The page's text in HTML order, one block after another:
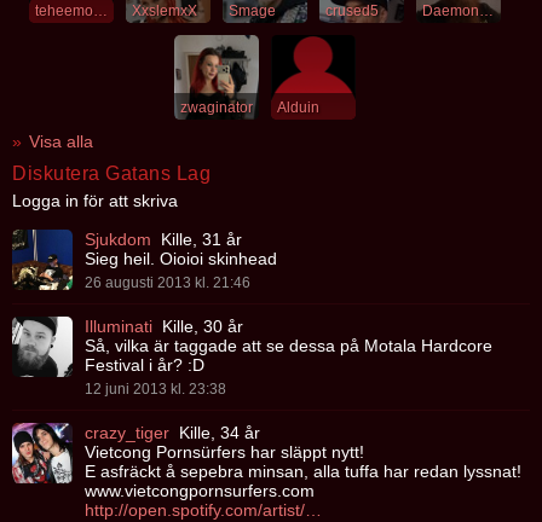
teheemoshow XxslemxX Smage crused5 DaemonEros
zwaginator Alduin
Visa alla
Diskutera Gatans Lag
Logga in för att skriva
Sjukdom
Kille, 31 år
Sieg heil. Oioioi skinhead
26 augusti 2013 kl. 21:46
Illuminati Kille, 30 år
Så, vilka är taggade att se dessa på Motala Hardcore
Festival i år? :D
12 juni 2013 kl. 23:38
crazy_tiger Kille, 34 år
Vietcong Pornsürfers har släppt nytt!
E asfräckt å sepebra minsan, alla tuffa har redan lyssnat!
www.vietcongpornsurfers.com
http://open.spotify.com/artist/4LUiSUbDwIyaEtHMIrAld8